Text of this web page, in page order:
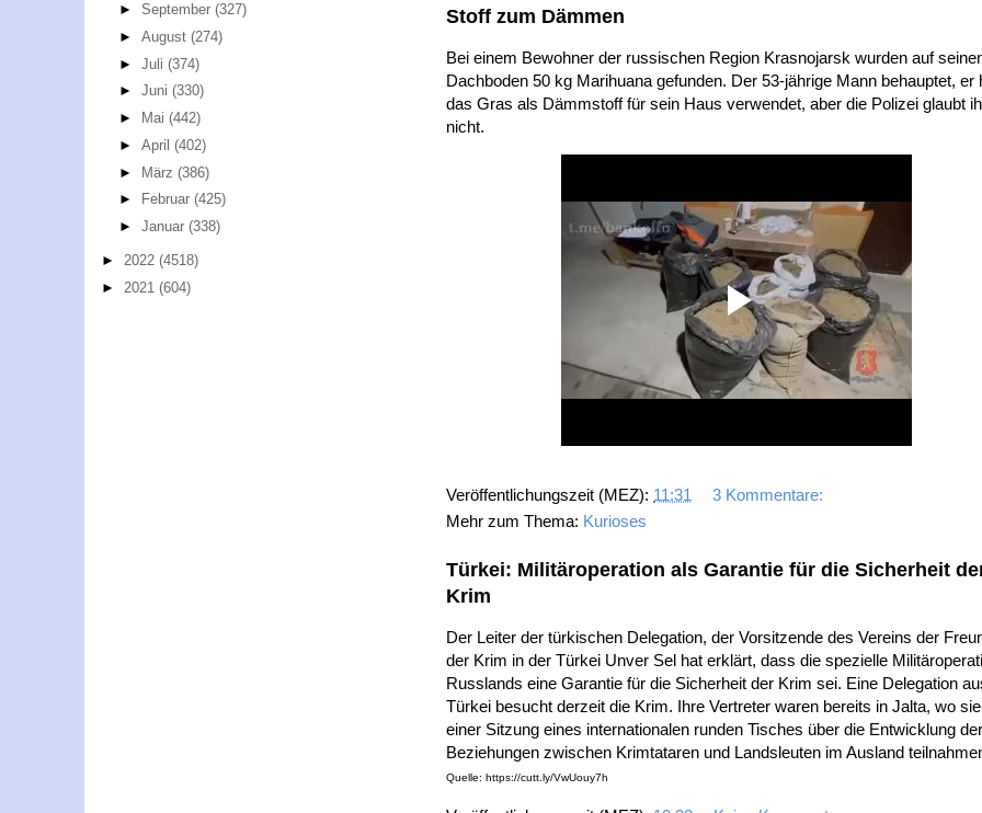
Stoff zum Dämmen
Bei einem Bewohner der russischen Region Krasnojarsk wurden auf
Dachboden 50 kg Marihuana gefunden. Der 53-jährige Mann behauptet, er
das Gras als Dämmstoff für sein Haus verwendet, aber die Polizei glaubt
nicht.
Veröffentlichungszeit (MEZ): 11:31
3 Kommentare:
Mehr zum Thema: Kurioses
Türkei: Militäroperation als Garantie für die Sicherheit
Krim
Der Leiter der türkischen Delegation, der Vorsitzende des Vereins der
der Krim in der Türkei Unver Sel hat erklärt, dass die spezielle
Russlands eine Garantie für die Sicherheit der Krim sei. Eine Delegation
Türkei besucht derzeit die Krim. Ihre Vertreter waren bereits in Jalta, wo
einer Sitzung eines internationalen runden Tisches über die Entwicklung der
Beziehungen zwischen Krimtataren und Landsleuten im Ausland
Quelle: https://cutt.ly/VwUouy7h
► September (327)
► August (274)
► Juli (374)
► Juni (330)
►
Mai (442)
► April (402)
► März (386)
►
Februar (425)
► Januar (338)
► 2022 (4518)
► 2021 (604)